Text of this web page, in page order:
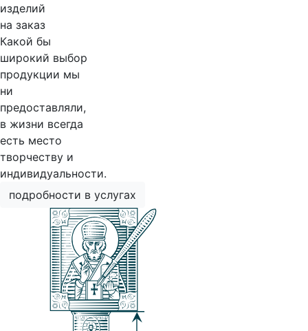
изделий
на заказ
Какой бы
широкий выбор
продукции мы
ни
предоставляли,
в жизни всегда
есть место
творчеству и
индивидуальности.
подробности в услугах